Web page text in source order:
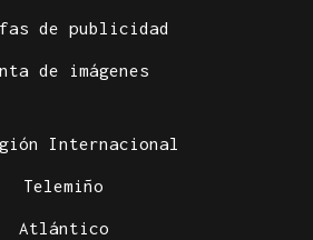
de publicidad
de imágenes
Internacional
Telemiño
Atlántico